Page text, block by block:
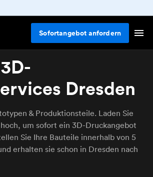
Sofortangebot anfordern
Dresden
& Produktionsteile. Laden Sie
um sofort ein 3D-Druckangebot
Sie Ihre Bauteile innerhalb von 5
erhalten sie schon in Dresden nach